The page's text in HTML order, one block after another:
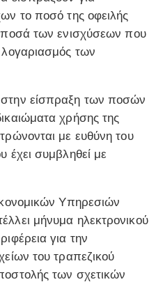
το ποσό της οφειλής
ποσά των ενισχύσεων που
λογαριασμός των
είσπραξη των ποσών
χρήσης της
με ευθύνη του
έχει συμβληθεί με
Υπηρεσιών
μήνυμα ηλεκτρονικού
για την
του τραπεζικού
των σχετικών